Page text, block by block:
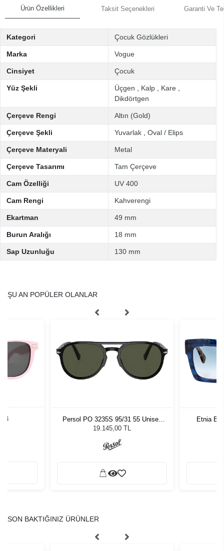
Ürün Özellikleri Taksit Seçenekleri Garanti Ve
Kategori Çocuk Gözlükleri
Marka Vogue
Cinsiyet Çocuk
Yüz Şekli Üçgen Kalp Kare
Dikdörtgen
Çerçeve Rengi Altın (Gold)
Çerçeve Şekli Yuvarlak Oval / Elips
Çerçeve Materyali Metal
Çerçeve Tasarımı Tam Çerçeve
Cam Özelliği UV 400
Cam Rengi Kahverengi
Ekartman 49 mm
Burun Aralığı 18 mm
Sap Uzunluğu 130 mm
ŞU AN POPÜLER OLANLAR
4
Persol PO 3235S 95/31 55 Unisex
Güneş Gözlüğü
19.145,00 TL
Etnia
SON BAKTIĞINIZ ÜRÜNLER